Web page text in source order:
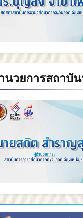
นวยการสถาบั